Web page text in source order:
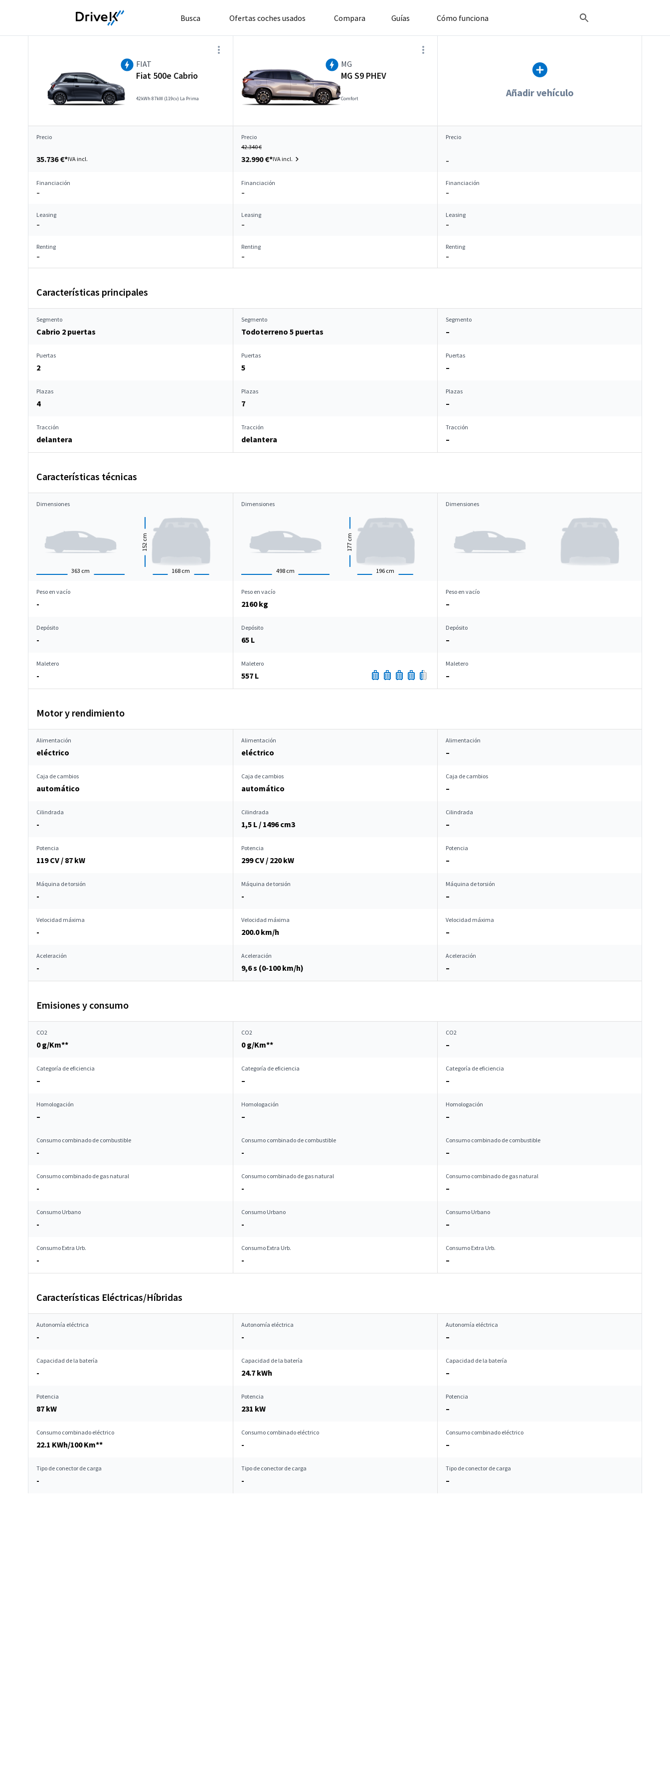
Busca Ofertas coches usados Compara Guías Cómo funciona
FIAT
Fiat 500e Cabrio
42kWh 87kW (119cv) La Prima
MG
MG S9 PHEV
Comfort Añadir vehículo
Precio
35.736 €*IVA incl.
Precio
42.340 €
32.990 €*IVA incl.
Precio
–
Financiación
–
Financiación
–
Financiación
–
Leasing
–
Leasing
–
Leasing
–
Renting
–
Renting
–
Renting
–
Características principales
Segmento
Cabrio 2 puertas
Segmento
Todoterreno 5 puertas
Segmento
–
Puertas
2
Puertas
5
Puertas
–
Plazas
4
Plazas
7
Plazas
–
Tracción
delantera
Tracción
delantera
Tracción
–
Características técnicas
Dimensiones
363 cm 168 cm
152
cm
Dimensiones
498 cm 196 cm
177
cm
Dimensiones
Peso en vacío
-
Peso en vacío
2160 kg
Peso en vacío
–
Depósito
-
Depósito
65 L
Depósito
–
Maletero
-
Maletero
557 L
Maletero
–
Motor y rendimiento
Alimentación
eléctrico
Alimentación
eléctrico
Alimentación
–
Caja de cambios
automático
Caja de cambios
automático
Caja de cambios
–
Cilindrada
-
Cilindrada
1,5 L / 1496 cm3
Cilindrada
–
Potencia
119 CV / 87 kW
Potencia
299 CV / 220 kW
Potencia
–
Máquina de torsión
-
Máquina de torsión
-
Máquina de torsión
–
Velocidad máxima
-
Velocidad máxima
200.0 km/h
Velocidad máxima
–
Aceleración
-
Aceleración
9,6 s (0-100 km/h)
Aceleración
–
Emisiones y consumo
CO2
0 g/Km**
CO2
0 g/Km**
CO2
–
Categoría de eficiencia
–
Categoría de eficiencia
–
Categoría de eficiencia
–
Homologación
–
Homologación
–
Homologación
–
Consumo combinado de combustible
-
Consumo combinado de combustible
-
Consumo combinado de combustible
–
Consumo combinado de gas natural
-
Consumo combinado de gas natural
-
Consumo combinado de gas natural
–
Consumo Urbano
-
Consumo Urbano
-
Consumo Urbano
–
Consumo Extra Urb.
-
Consumo Extra Urb.
-
Consumo Extra Urb.
–
Características Eléctricas/Híbridas
Autonomía eléctrica
-
Autonomía eléctrica
-
Autonomía eléctrica
–
Capacidad de la batería
-
Capacidad de la batería
24.7 kWh
Capacidad de la batería
–
Potencia
87 kW
Potencia
231 kW
Potencia
–
Consumo combinado eléctrico
22.1 KWh/100 Km**
Consumo combinado eléctrico
-
Consumo combinado eléctrico
–
Tipo de conector de carga
-
Tipo de conector de carga
-
Tipo de conector de carga
–